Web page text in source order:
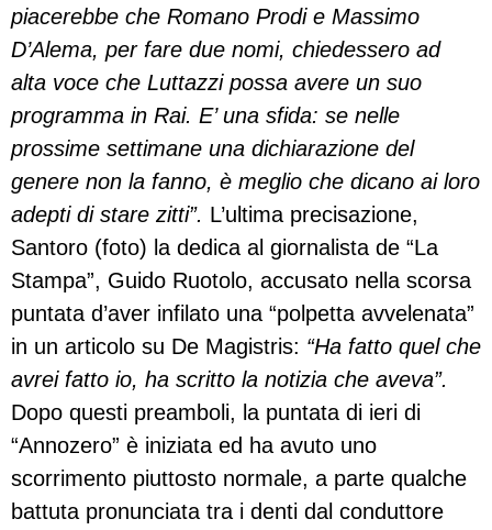
piacerebbe che Romano Prodi e Massimo
D’Alema, per fare due nomi, chiedessero ad
alta voce che Luttazzi possa avere un suo
programma in Rai. E’ una sfida: se nelle
prossime settimane una dichiarazione del
genere non la fanno, è meglio che dicano ai loro
adepti di stare zitti”. L’ultima precisazione,
Santoro (foto) la dedica al giornalista de “La
Stampa”, Guido Ruotolo, accusato nella scorsa
puntata d’aver infilato una “polpetta avvelenata”
in un articolo su De Magistris: “Ha fatto quel che
avrei fatto io, ha scritto la notizia che aveva”.
Dopo questi preamboli, la puntata di ieri di
“Annozero” è iniziata ed ha avuto uno
scorrimento piuttosto normale, a parte qualche
battuta pronunciata tra i denti dal conduttore